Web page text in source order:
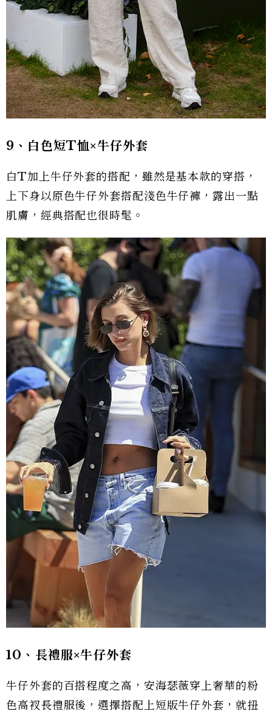
9、白色短T恤×牛仔外套
白T加上牛仔外套的搭配，雖然是基本款的穿搭，
上下身以原色牛仔外套搭配淺色牛仔褲，露出一點
肌膚，經典搭配也很時髦。
10、長禮服×牛仔外套
牛仔外套的百搭程度之高，安海瑟薇穿上奢華的粉
色高衩長禮服後，選擇搭配上短版牛仔外套，就扭